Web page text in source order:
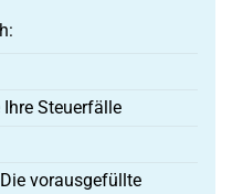
Steuerfälle
vorausgefüllte